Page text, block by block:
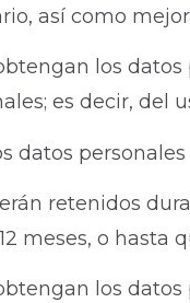
así como
los
es decir, del
datos personales
retenidos
meses, o hasta
los